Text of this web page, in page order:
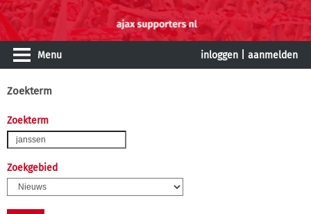
Menu inloggen aanmelden
Zoekterm
Zoekterm
Zoekgebied